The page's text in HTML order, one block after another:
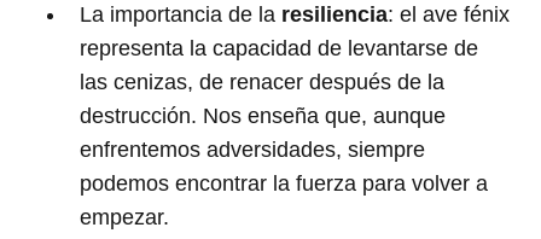
La importancia de la resiliencia: el ave fénix
representa la capacidad de levantarse de
las cenizas, de renacer después de la
destrucción. Nos enseña que, aunque
enfrentemos adversidades, siempre
podemos encontrar la fuerza para volver a
empezar.